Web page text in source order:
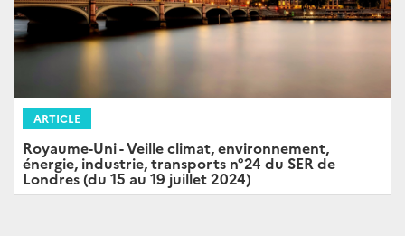
ARTICLE
Royaume-Uni - Veille climat, environnement,
énergie, industrie, transports n°24 du SER de
Londres (du 15 au 19 juillet 2024)